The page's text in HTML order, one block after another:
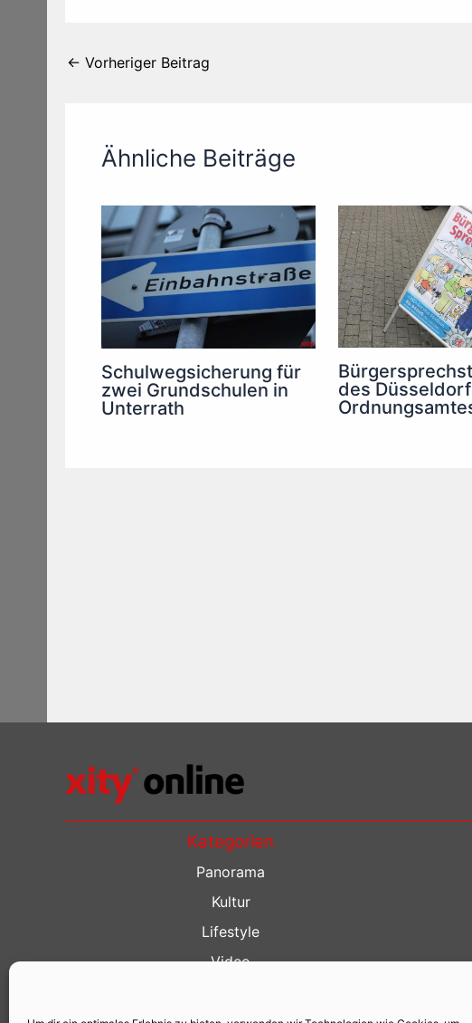
← Vorheriger Beitrag
Ähnliche Beiträge
Schulwegsicherung für
zwei Grundschulen in
Unterrath
des
Kategorien
Panorama
Kultur
Lifestyle
Video